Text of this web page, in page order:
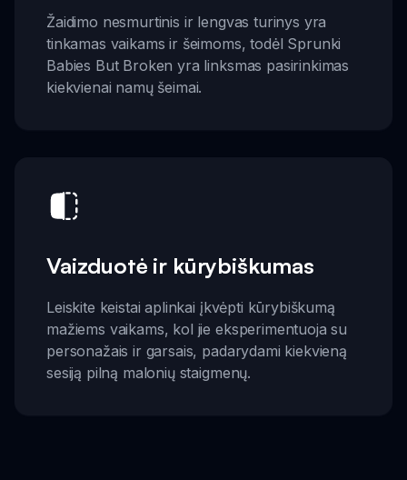
Žaidimo nesmurtinis ir lengvas turinys yra
tinkamas vaikams ir šeimoms, todėl Sprunki
Babies But Broken yra linksmas pasirinkimas
kiekvienai namų šeimai.
Vaizduotė ir kūrybiškumas
Leiskite keistai aplinkai įkvėpti kūrybiškumą
mažiems vaikams, kol jie eksperimentuoja su
personažais ir garsais, padarydami kiekvieną
sesiją pilną malonių staigmenų.